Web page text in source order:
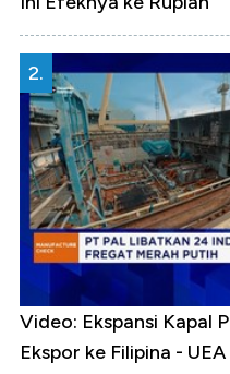
2.
Video: Ekspansi Kapal
Ekspor ke Filipina - UEA